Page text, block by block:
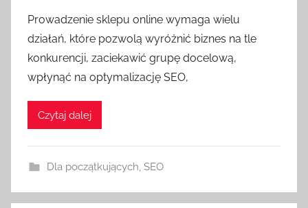
Prowadzenie sklepu online wymaga wielu
działań, które pozwolą wyróżnić biznes na tle
konkurencji, zaciekawić grupę docelową,
wpłynąć na optymalizację SEO,
Czytaj dalej
Dla początkujących, SEO